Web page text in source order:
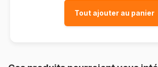
Tout ajouter au panier